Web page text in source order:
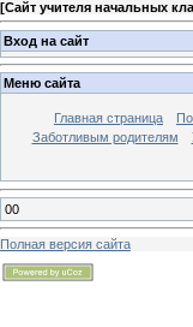
[Сайт учителя начальных
Вход на сайт
Меню сайта
Главная страница
Заботливым родителям
00
Полная версия сайта